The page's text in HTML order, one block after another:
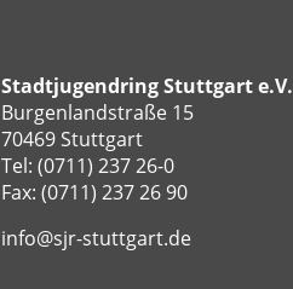
Stadtjugendring Stuttgart e.V.
Burgenlandstraße 15
70469 Stuttgart
Tel: (0711) 237 26-0
Fax: (0711) 237 26 90
info@sjr-stuttgart.de